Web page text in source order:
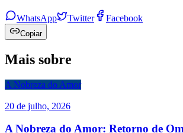
WhatsApp Twitter Facebook
Copiar
Mais sobre
A Nobreza do Amor
20 de julho, 2026
A Nobreza do Amor: Retorno de